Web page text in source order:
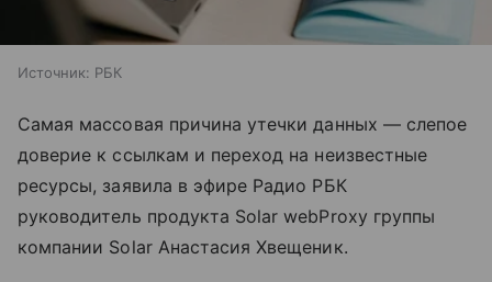
Источник: РБК
Самая массовая причина утечки данных — слепое
доверие к ссылкам и переход на неизвестные
ресурсы, заявила в эфире Радио РБК
руководитель продукта Solar webProxy группы
компании Solar Анастасия Хвещеник.